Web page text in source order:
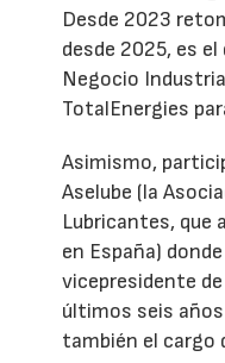
Desde 2023
desde 2025, es
Negocio
TotalEnergies
Asimismo,
Aselube (la
Lubricantes, que
en España)
vicepresidente
últimos seis
también el cargo